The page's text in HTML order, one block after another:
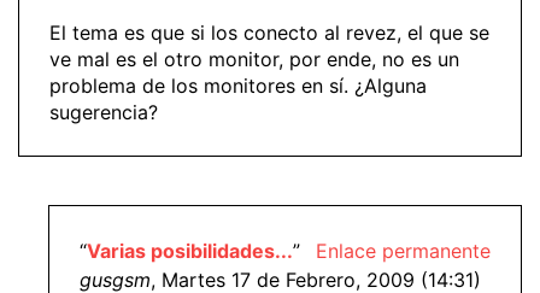
El tema es que si los conecto al revez, el que se
ve mal es el otro monitor, por ende, no es un
problema de los monitores en sí. ¿Alguna
sugerencia?
Enlace permanente
“Varias posibilidades...”
gusgsm, Martes 17 de Febrero, 2009 (14:31)